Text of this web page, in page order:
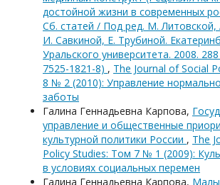
достойной жизни в современных
Сб. статей / Под ред. М. Литовской,
И. Савкиной, Е. Трубиной.
Уральского университета. 2008.
7525-1821-8) , The Journal of Social
8 № 2 (2010): Управление
заботы
Галина Геннадьевна Карпова,
управление и общественные
культурной политики России , The
Policy Studies: Том 7 № 1 (2009):
в условиях социальных перемен
Галина Геннадьевна Карпова,